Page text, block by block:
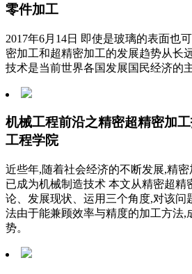
零件加工
2017年6月14日 即使是玻璃的表面也
密加工和超精密加工的发展趋势从长
技术是当前世界各国发展国民经济的
机械工程前沿之精密超精密加
工程学院
近些年,随着社会经济的不断发展,精
已成为机械制造技术 本文从精密超精
论、发展现状、运用三个角度,对该问
法由于能兼顾效率与精度的加工方法,
势。